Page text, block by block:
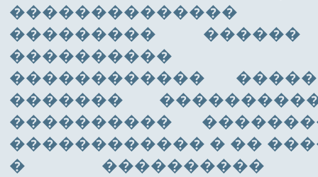
���������
����������
������������
�������
����������
������������ � ��
� ����������